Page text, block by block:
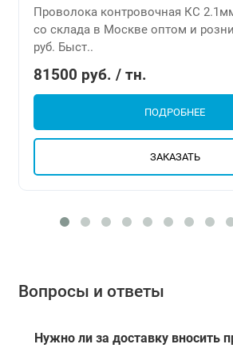
Проволока контровочная КС
со склада в Москве оптом и
руб. Быст..
81500 руб. / тн.
ПОДРОБНЕЕ
ЗАКАЗАТЬ
Вопросы и ответы
Нужно ли за доставку вносить